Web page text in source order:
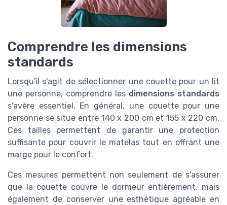
Comprendre les dimensions
standards
Lorsqu'il s'agit de sélectionner une couette pour un lit
une personne, comprendre les dimensions standards
s'avère essentiel. En général, une couette pour une
personne se situe entre 140 x 200 cm et 155 x 220 cm.
Ces tailles permettent de garantir une protection
suffisante pour couvrir le matelas tout en offrant une
marge pour le confort.
Ces mesures permettent non seulement de s'assurer
que la couette couvre le dormeur entièrement, mais
également de conserver une esthétique agréable en